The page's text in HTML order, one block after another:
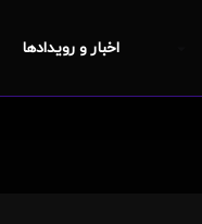
اخبار و رویدادها